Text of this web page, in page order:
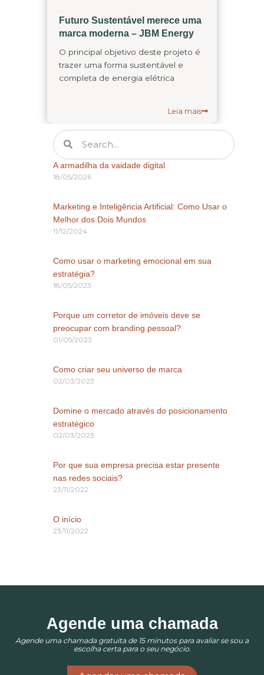
Futuro Sustentável merece uma
marca moderna – JBM Energy
O principal objetivo deste projeto é
trazer uma forma sustentável e
completa de energia elétrica
Leia mais
Search
A armadilha da vaidade digital
18/05/2026
Marketing e Inteligência Artificial: Como Usar o
Melhor dos Dois Mundos
11/12/2024
Como usar o marketing emocional em sua
estratégia?
18/05/2023
Porque um corretor de imóveis deve se
preocupar com branding pessoal?
01/05/2023
Como criar seu universo de marca
02/03/2023
Domine o mercado através do posicionamento
estratégico
02/03/2023
Por que sua empresa precisa estar presente
nas redes sociais?
23/11/2022
O início
23/11/2022
Agende uma chamada
Agende uma chamada gratuita de 15 minutos para avaliar se sou a
escolha certa para o seu negócio.